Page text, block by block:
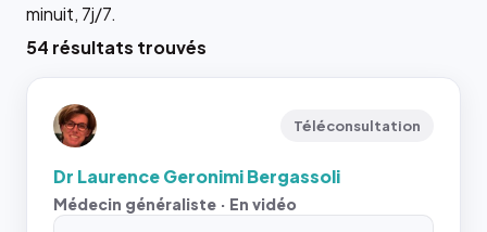
minuit, 7j/7.
54 résultats trouvés
Téléconsultation
Dr Laurence Geronimi Bergassoli
Médecin généraliste · En vidéo